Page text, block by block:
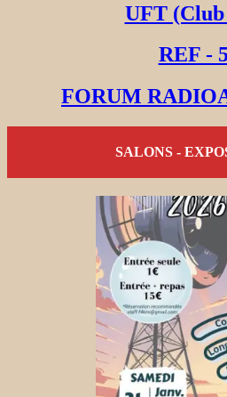
UFT
REF -
FORUM
SALONS -